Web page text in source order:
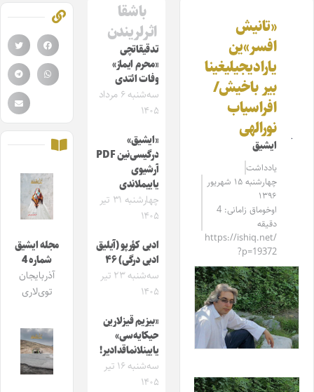
«تانیش
افسر»ین
یارادیجیلیغینا
بیر باخیش/
افراسیاب
نورالهی
ایشیق
یادداشت
چهارشنبه ۱۵ شهریور
۱۳۹۶
اوخوماق زامانی: 4
دقیقه
https://ishiq.net/
?p=19372
باشقا
اثرلریندن
تدقیقاتچی
«محرم ایماز»
وفات ائتدی
سه‌شنبه ۶ مرداد
۱۴۰۵
«ایشیق»
درگیسی‌نین PDF
آرشیوی
یاییملاندی
چهارشنبه ۳۱ تیر
۱۴۰۵
ادبی کؤرپو (آیلیق
ادبی درگی) ۴۶
سه‌شنبه ۲۳ تیر
۱۴۰۵
«بیزیم قیزلارین
حیکایه‌سی»
یایینلانماقدادیر!
سه‌شنبه ۱۶ تیر
۱۴۰۵
مجله ایشیق
شماره 4
آذربایجان
توی‌لاری